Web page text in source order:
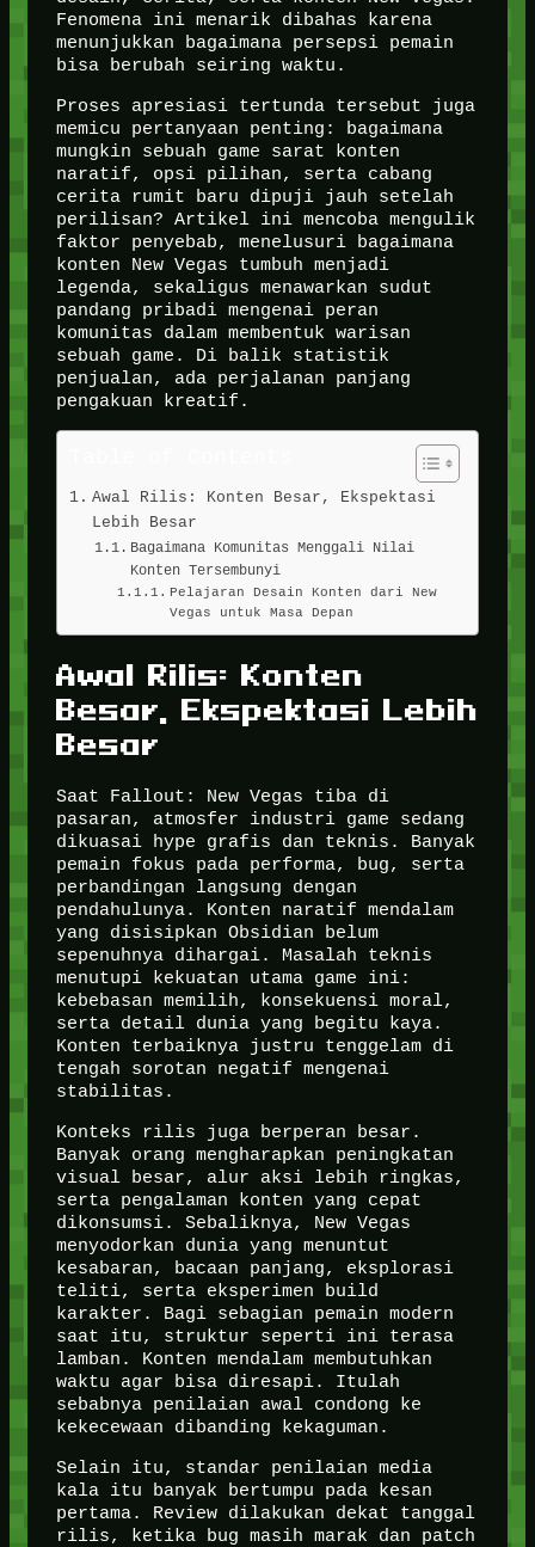
Fenomena ini menarik dibahas karena
menunjukkan bagaimana persepsi pemain
bisa berubah seiring waktu.
Proses apresiasi tertunda tersebut juga
memicu pertanyaan penting: bagaimana
mungkin sebuah game sarat konten
naratif, opsi pilihan, serta cabang
cerita rumit baru dipuji jauh setelah
perilisan? Artikel ini mencoba mengulik
faktor penyebab, menelusuri bagaimana
konten New Vegas tumbuh menjadi
legenda, sekaligus menawarkan sudut
pandang pribadi mengenai peran
komunitas dalam membentuk warisan
sebuah game. Di balik statistik
penjualan, ada perjalanan panjang
pengakuan kreatif.
Awal Rilis: Konten Besar, Ekspektasi
Lebih Besar
Bagaimana Komunitas Menggali Nilai
Konten Tersembunyi
Pelajaran Desain Konten dari New
Vegas untuk Masa Depan
Awal Rilis: Konten
Besar, Ekspektasi Lebih
Besar
Saat Fallout: New Vegas tiba di
pasaran, atmosfer industri game sedang
dikuasai hype grafis dan teknis. Banyak
pemain fokus pada performa, bug, serta
perbandingan langsung dengan
pendahulunya. Konten naratif mendalam
yang disisipkan Obsidian belum
sepenuhnya dihargai. Masalah teknis
menutupi kekuatan utama game ini:
kebebasan memilih, konsekuensi moral,
serta detail dunia yang begitu kaya.
Konten terbaiknya justru tenggelam di
tengah sorotan negatif mengenai
stabilitas.
Konteks rilis juga berperan besar.
Banyak orang mengharapkan peningkatan
visual besar, alur aksi lebih ringkas,
serta pengalaman konten yang cepat
dikonsumsi. Sebaliknya, New Vegas
menyodorkan dunia yang menuntut
kesabaran, bacaan panjang, eksplorasi
teliti, serta eksperimen build
karakter. Bagi sebagian pemain modern
saat itu, struktur seperti ini terasa
lamban. Konten mendalam membutuhkan
waktu agar bisa diresapi. Itulah
sebabnya penilaian awal condong ke
kekecewaan dibanding kekaguman.
Selain itu, standar penilaian media
kala itu banyak bertumpu pada kesan
pertama. Review dilakukan dekat tanggal
rilis, ketika bug masih marak dan patch